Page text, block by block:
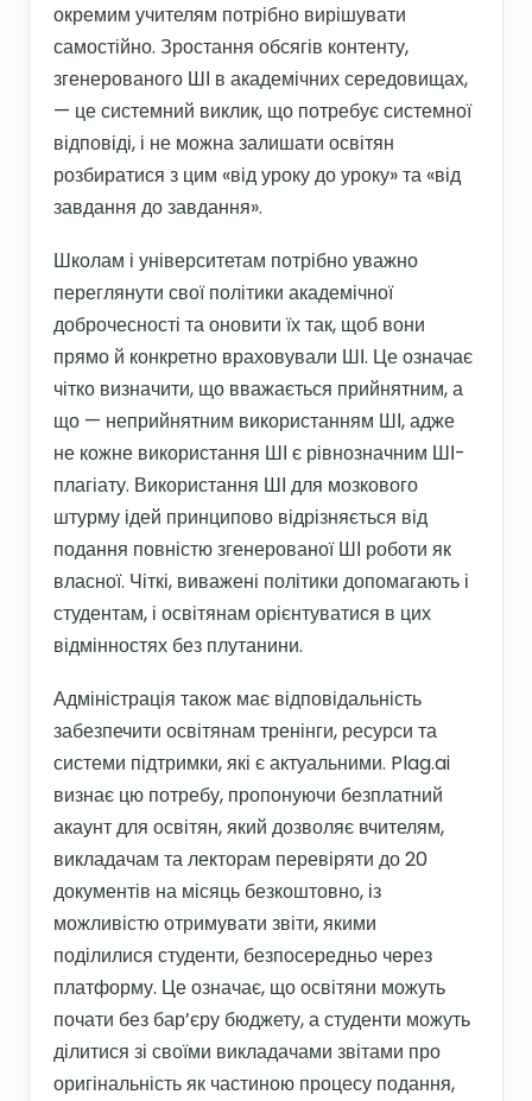
окремим учителям потрібно вирішувати
самостійно. Зростання обсягів контенту,
згенерованого ШІ в академічних середовищах,
— це системний виклик, що потребує системної
відповіді, і не можна залишати освітян
розбиратися з цим «від уроку до уроку» та «від
завдання до завдання».
Школам і університетам потрібно уважно
переглянути свої політики академічної
доброчесності та оновити їх так, щоб вони
прямо й конкретно враховували ШІ. Це означає
чітко визначити, що вважається прийнятним, а
що — неприйнятним використанням ШІ, адже
не кожне використання ШІ є рівнозначним ШІ-
плагіату. Використання ШІ для мозкового
штурму ідей принципово відрізняється від
подання повністю згенерованої ШІ роботи як
власної. Чіткі, виважені політики допомагають і
студентам, і освітянам орієнтуватися в цих
відмінностях без плутанини.
Адміністрація також має відповідальність
забезпечити освітянам тренінги, ресурси та
системи підтримки, які є актуальними. Plag.ai
визнає цю потребу, пропонуючи безплатний
акаунт для освітян, який дозволяє вчителям,
викладачам та лекторам перевіряти до 20
документів на місяць безкоштовно, із
можливістю отримувати звіти, якими
поділилися студенти, безпосередньо через
платформу. Це означає, що освітяни можуть
почати без бар’єру бюджету, а студенти можуть
ділитися зі своїми викладачами звітами про
оригінальність як частиною процесу подання,